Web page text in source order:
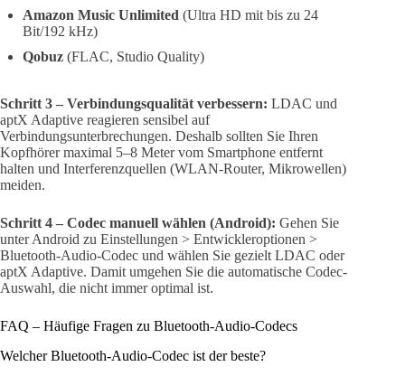
Amazon Music Unlimited (Ultra HD mit bis zu 24
Bit/192 kHz)
Qobuz (FLAC, Studio Quality)
Schritt 3 – Verbindungsqualität verbessern: LDAC und
aptX Adaptive reagieren sensibel auf
Verbindungsunterbrechungen. Deshalb sollten Sie Ihren
Kopfhörer maximal 5–8 Meter vom Smartphone entfernt
halten und Interferenzquellen (WLAN-Router, Mikrowellen)
meiden.
Schritt 4 – Codec manuell wählen (Android): Gehen Sie
unter Android zu Einstellungen > Entwickleroptionen >
Bluetooth-Audio-Codec und wählen Sie gezielt LDAC oder
aptX Adaptive. Damit umgehen Sie die automatische Codec-
Auswahl, die nicht immer optimal ist.
FAQ – Häufige Fragen zu Bluetooth-Audio-Codecs
Welcher Bluetooth-Audio-Codec ist der beste?